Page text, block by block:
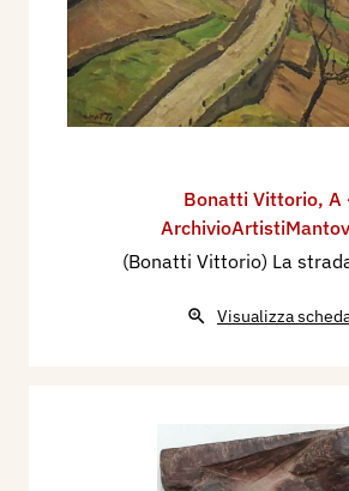
Bonatti Vittorio, A
(Bonatti Vittorio) La
Visualizza